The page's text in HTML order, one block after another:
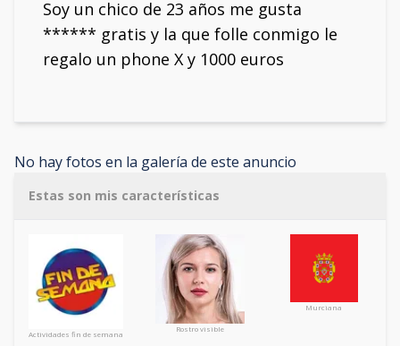
Soy un chico de 23 años me gusta
****** gratis y la que folle conmigo le
regalo un phone X y 1000 euros
No hay fotos en la galería de este anuncio
Estas son mis características
Actividades fin de semana
Rostro visible
Murciana